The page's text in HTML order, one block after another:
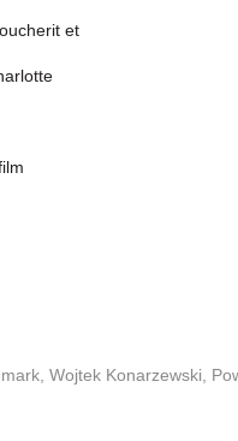
et
Wojtek Konarzewski,